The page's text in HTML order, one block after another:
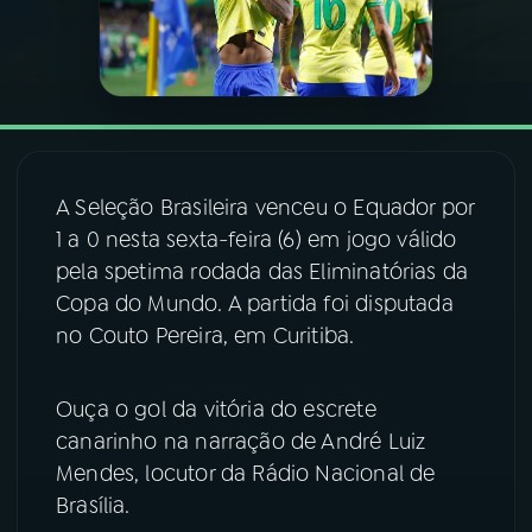
PODCASTS
VIDEOCASTS
08FESTIVAL DE MÚSICA
Instagram X
TikTok
A Seleção Brasileira venceu o Equador por
1 a 0 nesta sexta-feira (6) em jogo válido
pela spetima rodada das Eliminatórias da
Copa do Mundo. A partida foi disputada
no Couto Pereira, em Curitiba.
Ouça o gol da vitória do escrete
canarinho na narração de André Luiz
Mendes, locutor da Rádio Nacional de
Brasília.